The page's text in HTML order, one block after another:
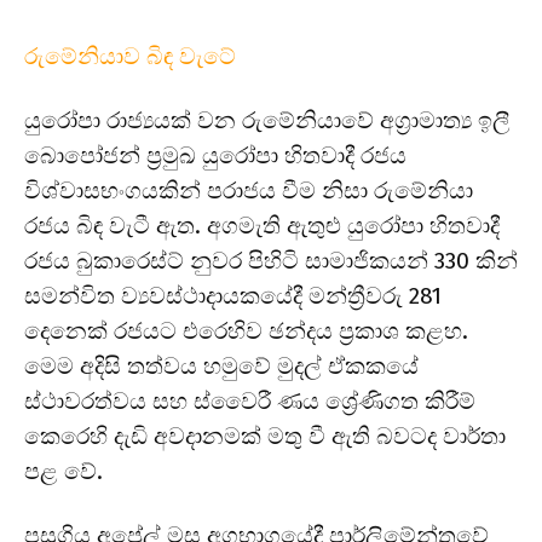
රුමේනියාව බිඳ වැටේ
යුරෝපා රාජ්‍යයක් වන රුමේනියාවේ අග්‍රාමාත්‍ය ඉලී
බොපෝජන් ප්‍රමුඛ යුරෝපා හිතවාදී රජය
විශ්වාසභංගයකින් පරාජය වීම නිසා රුමේනියා
රජය බිඳ වැටී ඇත. අගමැති ඇතුළු යුරෝපා හිතවාදී
රජය බුකාරෙස්ට් නුවර පිහිටි සාමාජිකයන් 330 කින්
සමන්විත ව්‍යවස්ථාදායකයේදී මන්ත්‍රීවරු 281
දෙනෙක් රජයට එරෙහිව ඡන්දය ප්‍රකාශ කළහ.
මෙම අදිසි තත්වය හමුවේ මුදල් ඒකකයේ
ස්ථාවරත්වය සහ ස්වෛරී ණය ශ්‍රේණිගත කිරීම්
කෙරෙහි දැඩි අවදානමක් මතු වී ඇති බවටද වාර්තා
පළ වේ.
පසුගිය අප්‍රේල් මස අගභාගයේදී පාර්ලිමේන්තුවේ